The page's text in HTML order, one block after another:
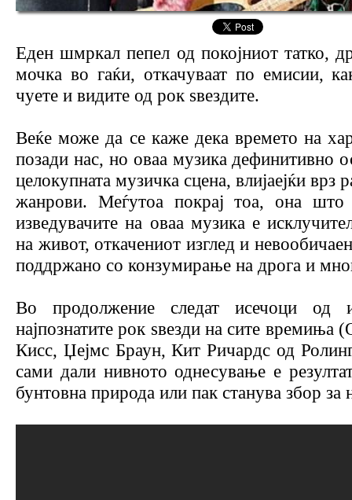
Еден шмркал пепел од покојниот татко,
мочка во гаќи, откачуваат по емисии,
чуете и видите од рок ѕвездите.
Веќе може да се каже дека времето на
позади нас, но оваа музика дефинитивно
целокупната музичка сцена, влијаејќи врз
жанрови. Меѓутоа покрај тоа, она
изведувачите на оваа музика е
на живот, откачениот изглед и
поддржано со конзумирање на дрога и
Во продолжение следат исечоци од
најпознатите рок ѕвезди на сите времиња
Кисс, Џејмс Браун, Кит Ричардс од
сами дали нивното однесување е
бунтовна природа или пак станува збор за